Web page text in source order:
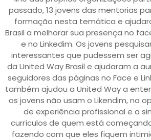
passado, 13 jovens das mentorias
formação nesta temática e
Brasil a melhorar sua presença no
e no Linkedim. Os jovens
interessantes que pudessem ser
da United Way Brasil e ajudaram a
seguidores das páginas no Face e
também ajudou a United Way a
os jovens não usam o Likendim, na
de experiência profissional e a
currículos de quem está
fazendo com que eles fiquem